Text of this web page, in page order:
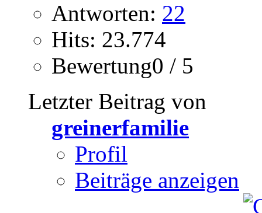
Antworten: 22
Hits: 23.774
Bewertung0 / 5
Letzter Beitrag von
greinerfamilie
Profil
Beiträge anzeigen